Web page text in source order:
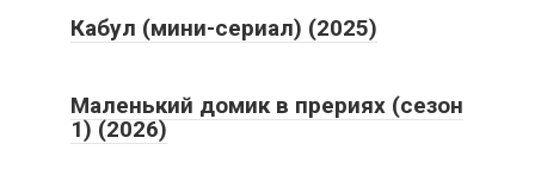
Кабул (мини-сериал) (2025)
Маленький домик в прериях (сезон
1) (2026)